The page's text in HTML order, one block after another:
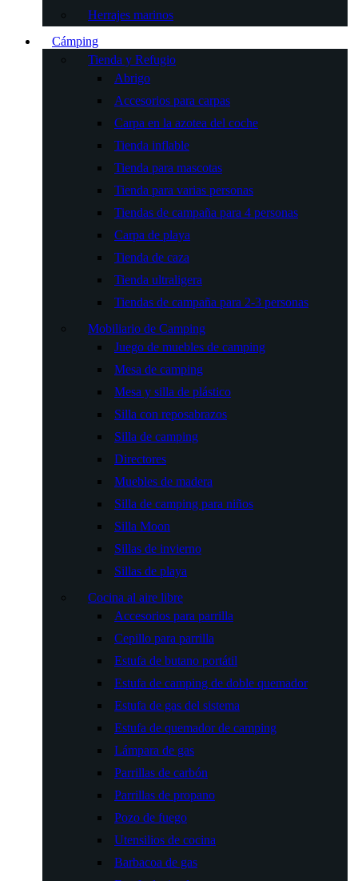
Herrajes marinos
Cámping
Tienda y Refugio
Abrigo
Accesorios para carpas
Carpa en la azotea del coche
Tienda inflable
Tienda para mascotas
Tienda para varias personas
Tiendas de campaña para 4 personas
Carpa de playa
Tienda de caza
Tienda ultraligera
Tiendas de campaña para 2-3 personas
Mobiliario de Camping
Juego de muebles de camping
Mesa de camping
Mesa y silla de plástico
Silla con reposabrazos
Silla de camping
Directores
Muebles de madera
Silla de camping para niños
Silla Moon
Sillas de invierno
Sillas de playa
Cocina al aire libre
Accesorios para parrilla
Cepillo para parrilla
Estufa de butano portátil
Estufa de camping de doble quemador
Estufa de gas del sistema
Estufa de quemador de camping
Lámpara de gas
Parrillas de carbón
Parrillas de propano
Pozo de fuego
Utensilios de cocina
Barbacoa de gas